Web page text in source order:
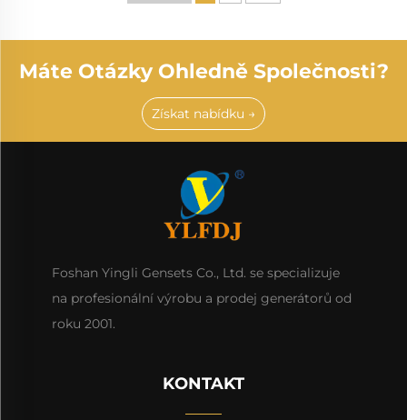
Máte Otázky Ohledně Společnosti?
Získat nabídku →
Foshan Yingli Gensets Co., Ltd. se specializuje
na profesionální výrobu a prodej generátorů od
roku 2001.
KONTAKT